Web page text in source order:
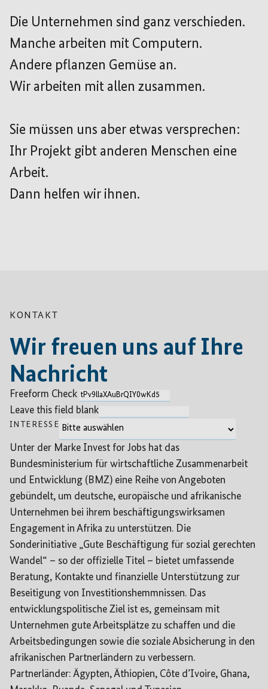
Die Unternehmen sind ganz verschieden.
Manche arbeiten mit Computern.
Andere pflanzen Gemüse an.
Wir arbeiten mit allen zusammen.
Sie müssen uns aber etwas versprechen:
Ihr Projekt gibt anderen Menschen eine
Arbeit.
Dann helfen wir ihnen.
KONTAKT
Wir freuen uns auf Ihre
Nachricht
Freeform Check
Leave this field blank
INTERESSE
Unter der Marke Invest for Jobs hat das
Bundesministerium für wirtschaftliche Zusammenarbeit
und Entwicklung (BMZ) eine Reihe von Angeboten
gebündelt, um deutsche, europäische und afrikanische
Unternehmen bei ihrem beschäftigungswirksamen
Engagement in Afrika zu unterstützen. Die
Sonderinitiative „Gute Beschäftigung für sozial gerechten
Wandel“ – so der offizielle Titel – bietet umfassende
Beratung, Kontakte und finanzielle Unterstützung zur
Beseitigung von Investitionshemmnissen. Das
entwicklungspolitische Ziel ist es, gemeinsam mit
Unternehmen gute Arbeitsplätze zu schaffen und die
Arbeitsbedingungen sowie die soziale Absicherung in den
afrikanischen Partnerländern zu verbessern.
Partnerländer: Ägypten, Äthiopien, Côte d’Ivoire, Ghana,